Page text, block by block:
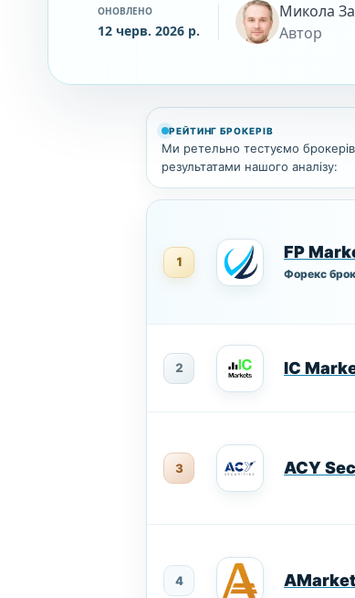
ОНОВЛЕНО
12 черв. 2026 р.
Микола
Автор
РЕЙТИНГ БРОКЕРІВ
Ми ретельно тестуємо
результатами нашого аналізу:
1 FP
Форекс
2 IC
3 ACY
4